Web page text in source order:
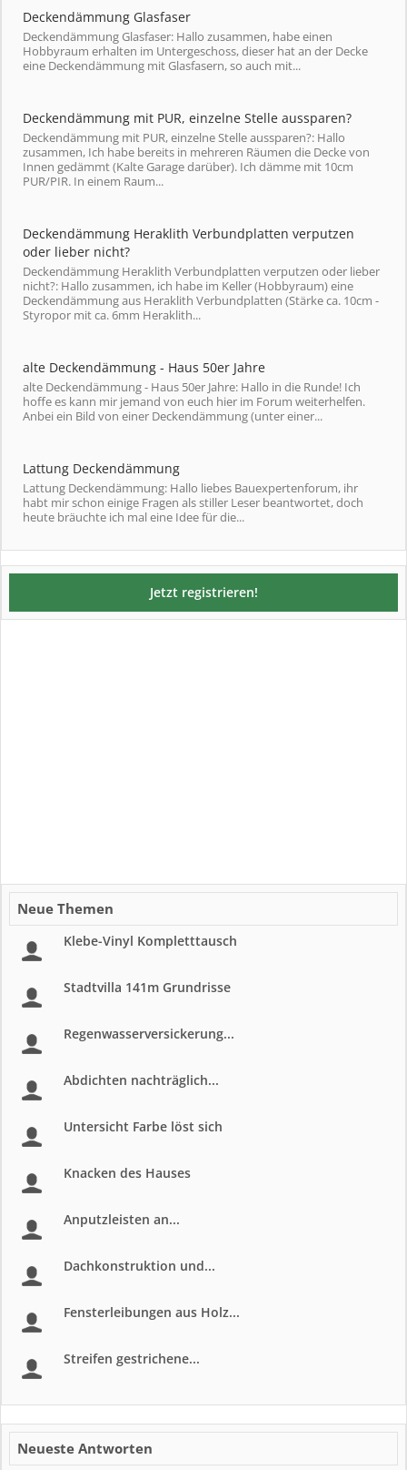
Deckendämmung Glasfaser
Deckendämmung Glasfaser: Hallo zusammen, habe einen
Hobbyraum erhalten im Untergeschoss, dieser hat an der Decke
eine Deckendämmung mit Glasfasern, so auch mit...
Deckendämmung mit PUR, einzelne Stelle aussparen?
Deckendämmung mit PUR, einzelne Stelle aussparen?: Hallo
zusammen, Ich habe bereits in mehreren Räumen die Decke von
Innen gedämmt (Kalte Garage darüber). Ich dämme mit 10cm
PUR/PIR. In einem Raum...
Deckendämmung Heraklith Verbundplatten verputzen
oder lieber nicht?
Deckendämmung Heraklith Verbundplatten verputzen oder lieber
nicht?: Hallo zusammen, ich habe im Keller (Hobbyraum) eine
Deckendämmung aus Heraklith Verbundplatten (Stärke ca. 10cm -
Styropor mit ca. 6mm Heraklith...
alte Deckendämmung - Haus 50er Jahre
alte Deckendämmung - Haus 50er Jahre: Hallo in die Runde! Ich
hoffe es kann mir jemand von euch hier im Forum weiterhelfen.
Anbei ein Bild von einer Deckendämmung (unter einer...
Lattung Deckendämmung
Lattung Deckendämmung: Hallo liebes Bauexpertenforum, ihr
habt mir schon einige Fragen als stiller Leser beantwortet, doch
heute bräuchte ich mal eine Idee für die...
Jetzt registrieren!
Neue Themen
Klebe-Vinyl Kompletttausch
Stadtvilla 141m Grundrisse
Regenwasserversickerung...
Abdichten nachträglich...
Untersicht Farbe löst sich
Knacken des Hauses
Anputzleisten an...
Dachkonstruktion und...
Fensterleibungen aus Holz...
Streifen gestrichene...
Neueste Antworten